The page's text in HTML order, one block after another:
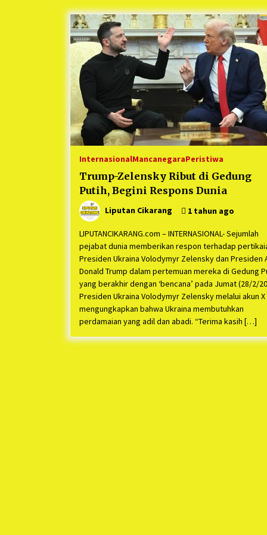
Berjalan Sukses
5 bulan ago
Kartini Penggerak Lingkungan dari
Sampah Bukit Berlian
1 tahun ago
Ucapan Terimakasih Ketua Umum
Jurpala Indonesia dan KOSMI
Indonesia Atas Respon Cepat
Metro Bekasi dan Polsek Cikarang
Timur yang Tangkap Oknum Ormas
Terkait Pengusiran Pendirian
1 tahun ago
InternasionalMancanegaraPeristiwa
Trump-Zelensky Ribut di Gedung
Putih, Begini Respons Dunia
Liputan Cikarang 1 tahun ago
LIPUTANCIKARANG.com – INTERNASIONAL- Sejumlah
pejabat dunia memberikan respon terhadap
Presiden Ukraina Volodymyr Zelensky dan Presiden
Donald Trump dalam pertemuan mereka di Gedung
yang berakhir dengan ‘bencana’ pada Jumat (28/2/
Presiden Ukraina Volodymyr Zelensky melalui akun X
mengungkapkan bahwa Ukraina membutuhkan
perdamaian yang adil dan abadi. “Terima kasih […]